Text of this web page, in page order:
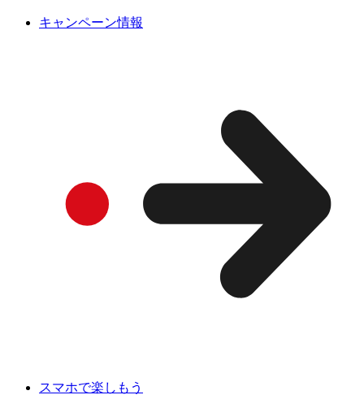
キャンペーン情報
スマホで楽しもう